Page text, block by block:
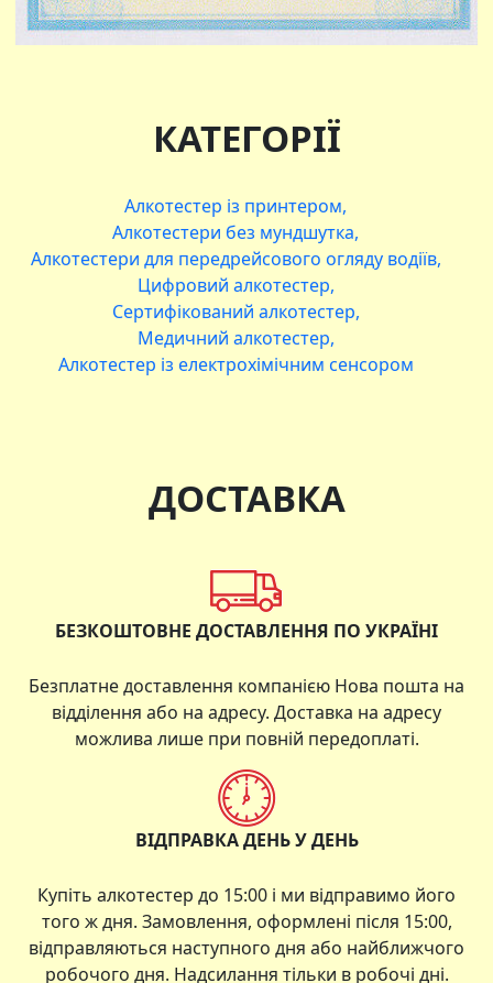
КАТЕГОРІЇ
Алкотестер із принтером
Алкотестери без мундшутка
Алкотестери для передрейсового огляду водіїв
Цифровий алкотестер
Сертифікований алкотестер
Медичний алкотестер
Алкотестер із електрохімічним сенсором
ДОСТАВКА
БЕЗКОШТОВНЕ ДОСТАВЛЕННЯ ПО УКРАЇНІ
Безплатне доставлення компанією Нова пошта на
відділення або на адресу. Доставка на адресу
можлива лише при повній передоплаті.
ВІДПРАВКА ДЕНЬ У ДЕНЬ
Купіть алкотестер до 15:00 і ми відправимо його
того ж дня. Замовлення, оформлені після 15:00,
відправляються наступного дня або найближчого
робочого дня. Надсилання тільки в робочі дні.